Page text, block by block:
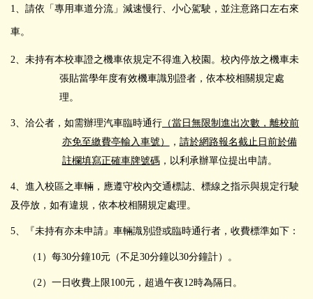
1、請依「專用車道分流」減速慢行、小心駕駛，並注意路口左右來
車。
2、未持有本校車證之機車依規定不得進入校園。校內停放之機車未
張貼當學年度有效機車識別證者，依本校相關規定處
理。
3、洽公者，如需辦理汽車臨時通行 （當日無限制進出次數，離校前
亦免至繳費亭輸入車號）
， 請於網路報名截止日前於備
註欄填寫正確車牌號碼，以利承辦單位提出申請。
4、進入校區之車輛，應遵守校內交通標誌、標線之指示與規定行駛
及停放，如有違規，依本校相關規定處理。
5、『未持有亦未申請』車輛識別證或臨時通行者，收費標準如下：
（1）每30分鐘10元（不足30分鐘以30分鐘計）。
（2）一日收費上限100元，超過午夜12時為隔日。